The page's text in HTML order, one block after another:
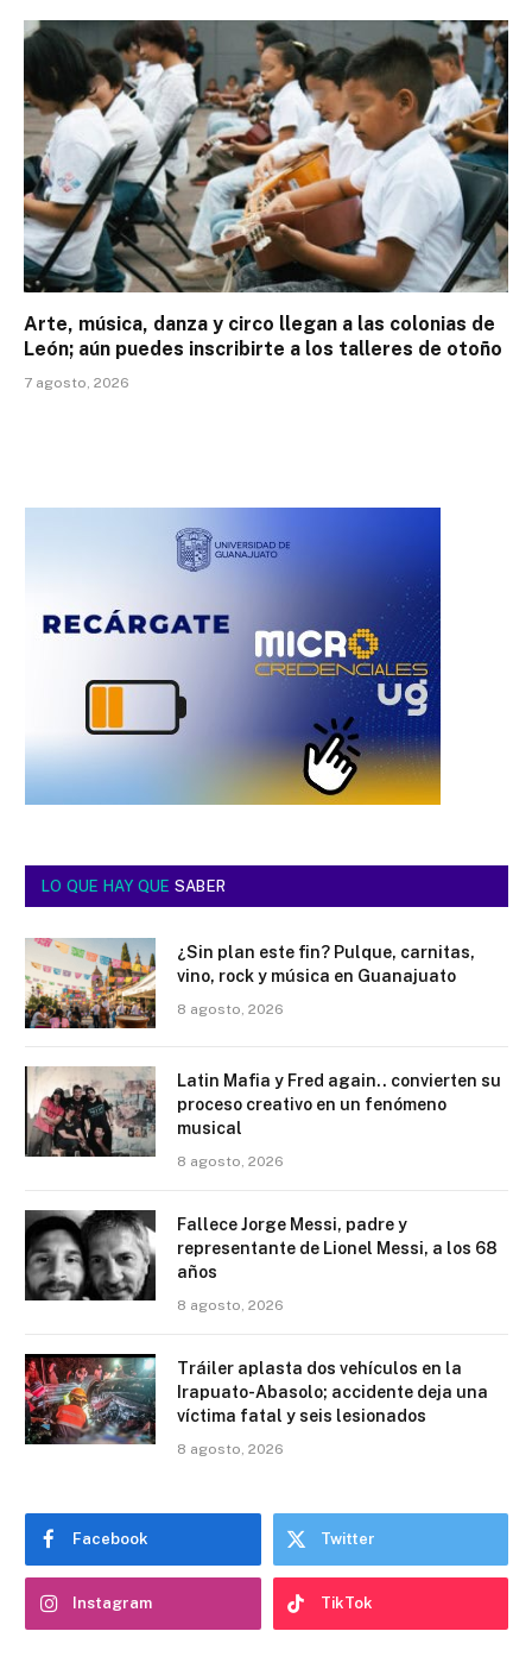
Arte, música, danza y circo llegan a las colonias de
León; aún puedes inscribirte a los talleres de otoño
7 agosto, 2026
LO QUE HAY QUE SABER
¿Sin plan este fin? Pulque, carnitas,
vino, rock y música en Guanajuato
8 agosto, 2026
Latin Mafia y Fred again.. convierten su
proceso creativo en un fenómeno
musical
8 agosto, 2026
Fallece Jorge Messi, padre y
representante de Lionel Messi, a los 68
años
8 agosto, 2026
Tráiler aplasta dos vehículos en la
Irapuato-Abasolo; accidente deja una
víctima fatal y seis lesionados
8 agosto, 2026
Facebook Twitter
Instagram TikTok